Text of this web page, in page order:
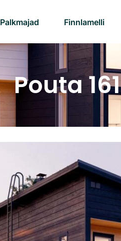
Palkmajad Finnlamelli
Pouta 161